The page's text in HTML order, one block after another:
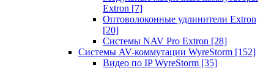
Extron [7]
Оптоволоконные удлинители Extron
[20]
Системы NAV Pro Extron [28]
Системы AV-коммутации WyreStorm [152]
Видео по IP WyreStorm [35]